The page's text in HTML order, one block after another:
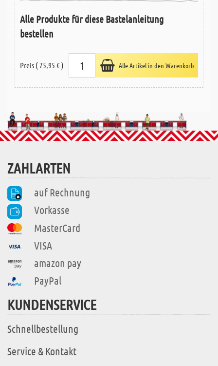
Alle Produkte für diese Bastelanleitung
bestellen
Preis ( 75,95 € ) Alle Artikel in den Warenkorb
ZAHLARTEN
auf Rechnung
Vorkasse
MasterCard
VISA
amazon pay
PayPal
KUNDENSERVICE
Schnellbestellung
Service & Kontakt